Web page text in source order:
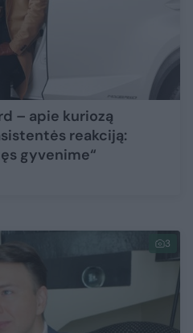
– apie kuriozą
reakciją:
gyvenime“
3